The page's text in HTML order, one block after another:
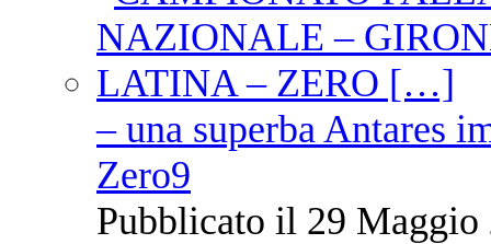
– una superba Antares
Zero9
Pubblicato il 29 Maggio